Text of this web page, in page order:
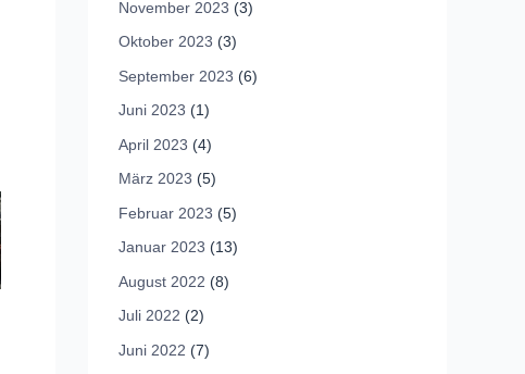
November 2023 (3)
Oktober 2023 (3)
September 2023 (6)
Juni 2023 (1)
April 2023 (4)
März 2023 (5)
Februar 2023 (5)
Januar 2023 (13)
August 2022 (8)
Juli 2022 (2)
Juni 2022 (7)